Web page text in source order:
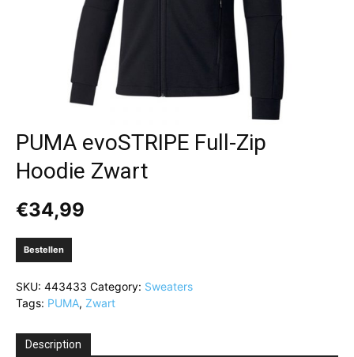
PUMA evoSTRIPE Full-Zip
Hoodie Zwart
€34,99
Bestellen
SKU: 443433 Category: Sweaters
Tags: PUMA, Zwart
Description